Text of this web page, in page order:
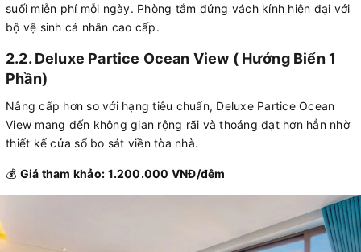
suối miễn phí mỗi ngày. Phòng tắm đứng vách kính hiện đại với
bộ vệ sinh cá nhân cao cấp.
2.2. Deluxe Partice Ocean View ( Hướng Biển 1
Phần)
Nâng cấp hơn so với hạng tiêu chuẩn, Deluxe Partice Ocean
View mang đến không gian rộng rãi và thoáng đạt hơn hẳn nhờ
thiết kế cửa sổ bo sát viền tòa nhà.
💰 Giá tham khảo: 1.200.000 VNĐ/đêm